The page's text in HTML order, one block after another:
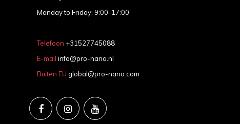
Monday to Friday: 9:00-17:00
Telefoon +31527745088
E-mail info@pro-nano.nl
Buiten EU global@pro-nano.com